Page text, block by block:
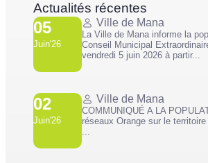
Actualités récentes
05
Juin'26
Ville de Mana
La Ville de Mana informe la
Conseil Municipal
vendredi 5 juin 2026 à partir...
02
Juin'26
Ville de Mana
COMMUNIQUÉ A LA
réseaux Orange sur le
...